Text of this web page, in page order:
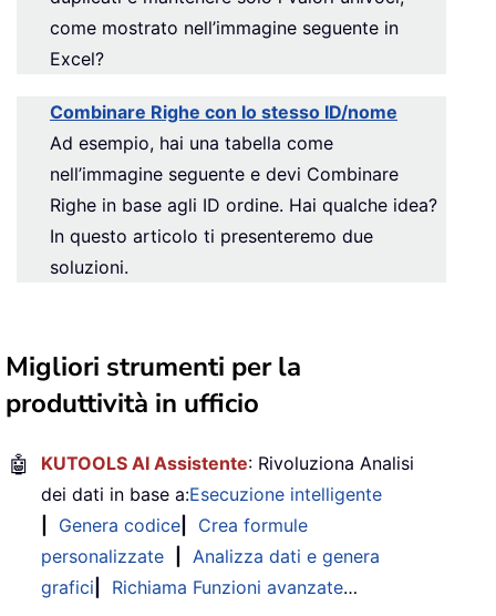
come mostrato nell’immagine seguente in
Excel?
Combinare Righe con lo stesso ID/nome
Ad esempio, hai una tabella come
nell’immagine seguente e devi Combinare
Righe in base agli ID ordine. Hai qualche idea?
In questo articolo ti presenteremo due
soluzioni.
Migliori strumenti per la
produttività in ufficio
🤖 KUTOOLS AI Assistente: Rivoluziona Analisi
dei dati in base a:Esecuzione intelligente
Genera codice
Crea formule
personalizzate
Analizza dati e genera
grafici
Richiama Funzioni avanzate…